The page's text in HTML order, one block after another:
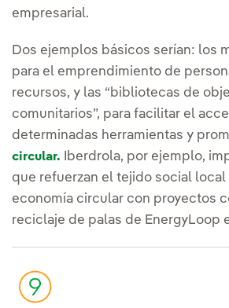
empresarial.
Dos ejemplos básicos serían: los
para el emprendimiento de
recursos, y las “bibliotecas de
comunitarios”, para facilitar el
determinadas herramientas y
circular. Iberdrola, por ejemplo,
que refuerzan el tejido social local
economía circular con proyectos
reciclaje de palas de EnergyLoop